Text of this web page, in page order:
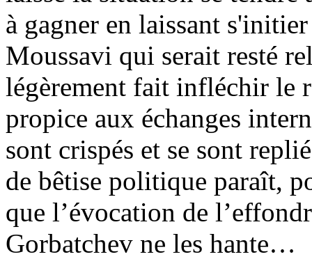
à gagner en laissant
Moussavi qui serait resté
légèrement fait infléchir le
propice aux échanges
sont crispés et se sont
de bêtise politique paraît,
que l’évocation de
Gorbatchev ne les hante…